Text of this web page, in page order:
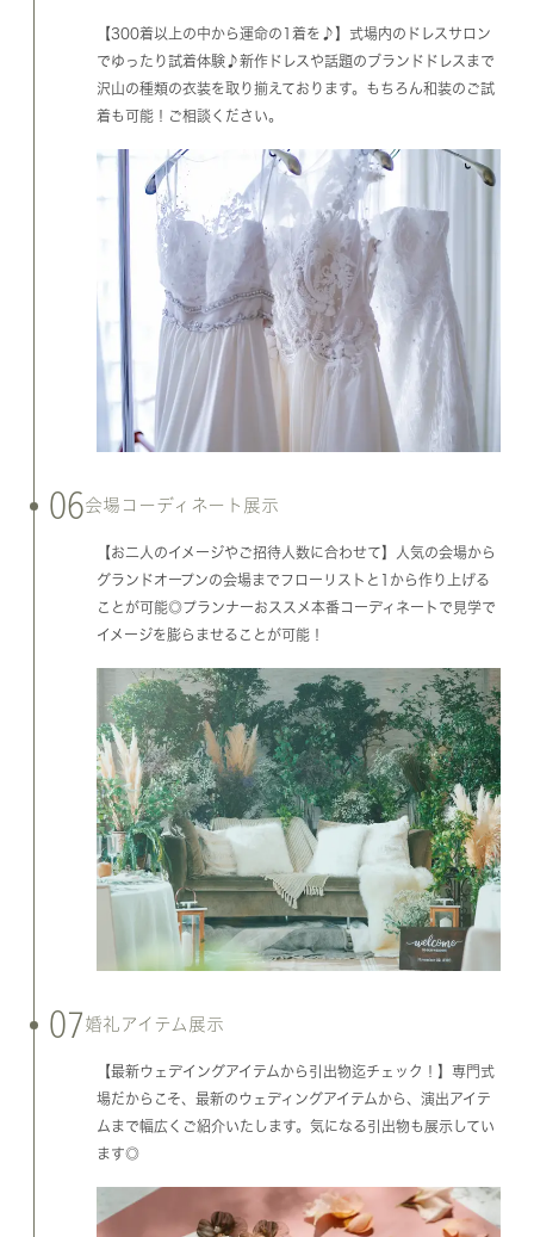
【300着以上の中から運命の1着を♪】式場内のドレスサロン
でゆったり試着体験♪新作ドレスや話題のブランドドレスまで
沢山の種類の衣装を取り揃えております。もちろん和装のご試
着も可能！ご相談ください。
06会場コーディネート展示
【お二人のイメージやご招待人数に合わせて】人気の会場から
グランドオープンの会場までフローリストと1から作り上げる
ことが可能◎プランナーおススメ本番コーディネートで見学で
イメージを膨らませることが可能！
07 婚礼アイテム展示
【最新ウェデイングアイテムから引出物迄チェック！】専門式
場だからこそ、最新のウェディングアイテムから、演出アイテ
ムまで幅広くご紹介いたします。気になる引出物も展示してい
ます◎